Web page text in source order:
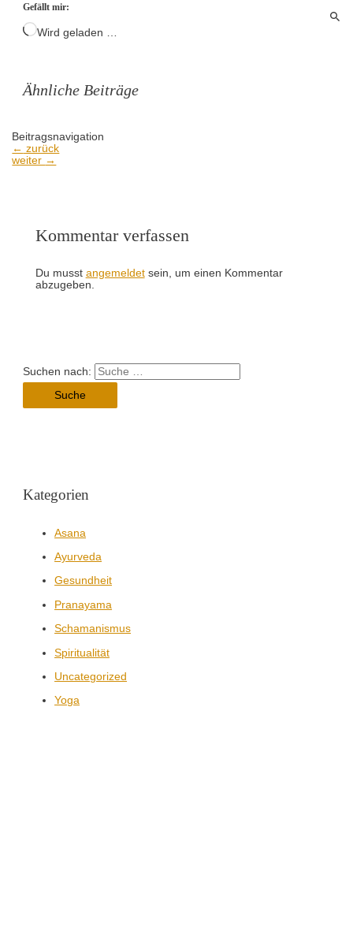
Gefällt mir:
Wird geladen …
Ähnliche Beiträge
Beitragsnavigation
← zurück
weiter →
Kommentar verfassen
Du musst angemeldetsein, um einen Kommentar
abzugeben.
Suchen nach:
Kategorien
Asana
Ayurveda
Gesundheit
Pranayama
Schamanismus
Spiritualität
Uncategorized
Yoga